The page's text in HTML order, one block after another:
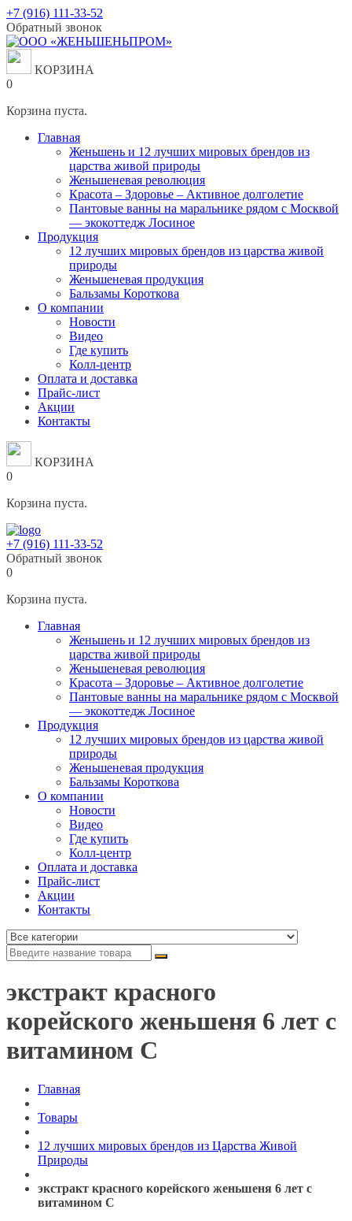
Перейти
к
содержанию
+7 (916) 111-33-52
Обратный звонок
КОРЗИНА
0
Корзина пуста.
Главная
Женьшень и 12 лучших мировых брендов из
царства живой природы
Женьшеневая революция
Красота – Здоровье – Активное долголетие
Пантовые ванны на маральнике рядом с Москвой
— экокоттедж Лосиное
Продукция
12 лучших мировых брендов из царства живой
природы
Женьшеневая продукция
Бальзамы Короткова
О компании
Новости
Видео
Где купить
Колл-центр
Оплата и доставка
Прайс-лист
Акции
Контакты
КОРЗИНА
0
Корзина пуста.
+7 (916) 111-33-52
Обратный звонок
0
Корзина пуста.
Главная
Женьшень и 12 лучших мировых брендов из
царства живой природы
Женьшеневая революция
Красота – Здоровье – Активное долголетие
Пантовые ванны на маральнике рядом с Москвой
— экокоттедж Лосиное
Продукция
12 лучших мировых брендов из царства живой
природы
Женьшеневая продукция
Бальзамы Короткова
О компании
Новости
Видео
Где купить
Колл-центр
Оплата и доставка
Прайс-лист
Акции
Контакты
экстракт красного
корейского женьшеня 6 лет с
витамином С
Главная
Товары
12 лучших мировых брендов из Царства Живой
Природы
экстракт красного корейского женьшеня 6 лет с
витамином С